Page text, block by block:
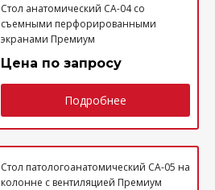
Стол анатомический СА-04 со
съемными перфорированными
экранами Премиум
Цена по запросу
Подробнее
Стол патологоанатомический СА-05 на
колонне с вентиляцией Премиум